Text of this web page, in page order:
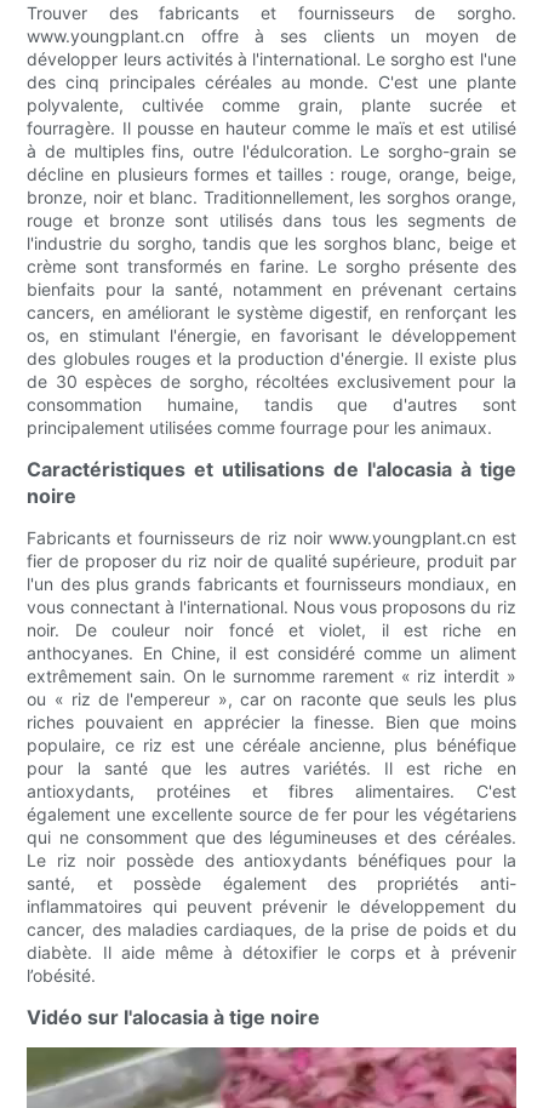
Trouver des fabricants et fournisseurs de sorgho.
www.youngplant.cn offre à ses clients un moyen de
développer leurs activités à l'international. Le sorgho est l'une
des cinq principales céréales au monde. C'est une plante
polyvalente, cultivée comme grain, plante sucrée et
fourragère. Il pousse en hauteur comme le maïs et est utilisé
à de multiples fins, outre l'édulcoration. Le sorgho-grain se
décline en plusieurs formes et tailles : rouge, orange, beige,
bronze, noir et blanc. Traditionnellement, les sorghos orange,
rouge et bronze sont utilisés dans tous les segments de
l'industrie du sorgho, tandis que les sorghos blanc, beige et
crème sont transformés en farine. Le sorgho présente des
bienfaits pour la santé, notamment en prévenant certains
cancers, en améliorant le système digestif, en renforçant les
os, en stimulant l'énergie, en favorisant le développement
des globules rouges et la production d'énergie. Il existe plus
de 30 espèces de sorgho, récoltées exclusivement pour la
consommation humaine, tandis que d'autres sont
principalement utilisées comme fourrage pour les animaux.
Caractéristiques et utilisations de l'alocasia à tige
noire
Fabricants et fournisseurs de riz noir www.youngplant.cn est
fier de proposer du riz noir de qualité supérieure, produit par
l'un des plus grands fabricants et fournisseurs mondiaux, en
vous connectant à l'international. Nous vous proposons du riz
noir. De couleur noir foncé et violet, il est riche en
anthocyanes. En Chine, il est considéré comme un aliment
extrêmement sain. On le surnomme rarement « riz interdit »
ou « riz de l'empereur », car on raconte que seuls les plus
riches pouvaient en apprécier la finesse. Bien que moins
populaire, ce riz est une céréale ancienne, plus bénéfique
pour la santé que les autres variétés. Il est riche en
antioxydants, protéines et fibres alimentaires. C'est
également une excellente source de fer pour les végétariens
qui ne consomment que des légumineuses et des céréales.
Le riz noir possède des antioxydants bénéfiques pour la
santé, et possède également des propriétés anti-
inflammatoires qui peuvent prévenir le développement du
cancer, des maladies cardiaques, de la prise de poids et du
diabète. Il aide même à détoxifier le corps et à prévenir
l’obésité.
Vidéo sur l'alocasia à tige noire